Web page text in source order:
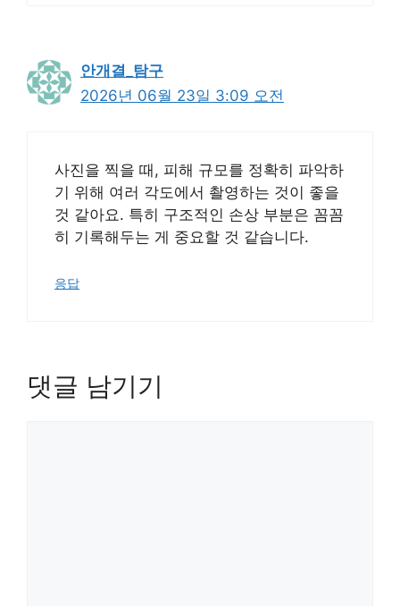
안개결_탐구
2026년 06월 23일 3:09 오전
사진을 찍을 때, 피해 규모를 정확히 파악하
기 위해 여러 각도에서 촬영하는 것이 좋을
것 같아요. 특히 구조적인 손상 부분은 꼼꼼
히 기록해두는 게 중요할 것 같습니다.
응답
댓글 남기기